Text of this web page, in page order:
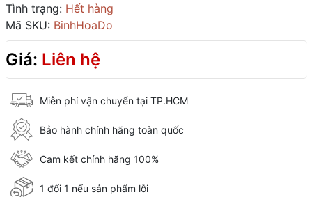
Tình trạng: Hết hàng
Mã SKU: BinhHoaDo
Giá: Liên hệ
Miễn phí vận chuyển tại TP.HCM
Bảo hành chính hãng toàn quốc
Cam kết chính hãng 100%
1 đổi 1 nếu sản phẩm lỗi